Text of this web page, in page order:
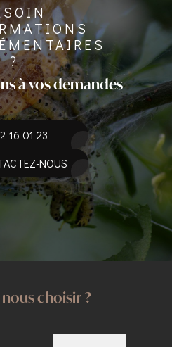
?
à vos demandes
16 01 23
NOUS
choisir ?